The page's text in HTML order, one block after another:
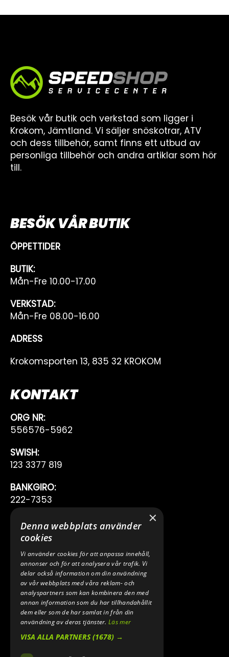
Besök vår butik och verkstad som ligger i
Krokom, Jämtland. Vi säljer snöskotrar, ATV
och dess tillbehör, samt finns ett utbud av
personliga tillbehör och andra artiklar som hör
till.
BESÖK VÅR BUTIK
ÖPPETTIDER
BUTIK:
Mån-Fre 10.00-17.00
VERKSTAD:
Mån-Fre 08.00-16.00
ADRESS
Krokomsporten 13, 835 32 KROKOM
KONTAKT
ORG NR:
556576-5962
SWISH:
123 3377 819
BANKGIRO:
222-7353
TELEFON:
0640 200 50
E-POST:
INFO@SPEEDSHOPEN.SE
ÅNGRA MITT KÖP
×
Denna webbplats använder
cookies
Vi använder cookies för att anpassa innehåll,
annonser och för att analysera vår trafik. Vi
delar också information om din användning
av vår webbplats med våra reklam- och
analyspartners som kan kombinera den med
annan information som du har tillhandahållit
dem eller som de har samlat in från din
användning av deras tjänster.Läs mer
VISA ALLA PARTNERS(1678) →